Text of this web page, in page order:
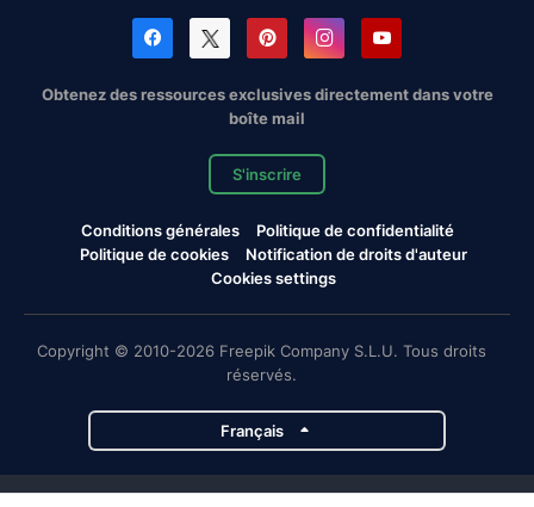
Obtenez des ressources exclusives directement dans votre
boîte mail
S'inscrire
Conditions générales
Politique de confidentialité
Politique de cookies
Notification de droits d'auteur
Cookies settings
Copyright © 2010-2026 Freepik Company S.L.U. Tous droits
réservés.
Français